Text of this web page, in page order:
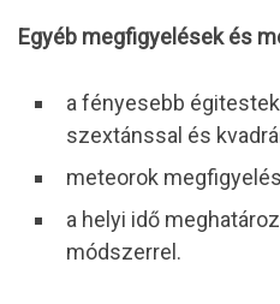
Egyéb megfigyelések és
a fényesebb
szextánssal és
meteorok
a helyi idő
módszerrel.